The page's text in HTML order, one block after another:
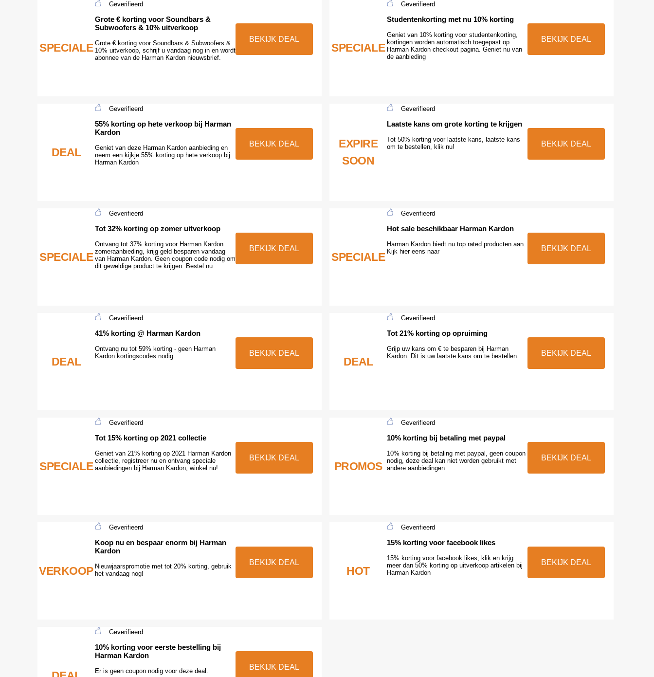
SPECIALE
Geverifieerd
Grote € korting voor Soundbars &
Subwoofers & 10% uitverkoop
Grote € korting voor Soundbars & Subwoofers &
10% uitverkoop, schrijf u vandaag nog in en wordt
abonnee van de Harman Kardon nieuwsbrief.
BEKIJK DEAL
SPECIALE
Geverifieerd
Studentenkorting met nu 10% korting
Geniet van 10% korting voor studentenkorting,
kortingen worden automatisch toegepast op
Harman Kardon checkout pagina. Geniet nu van
de aanbieding
BEKIJK DEAL
DEAL
Geverifieerd
55% korting op hete verkoop bij Harman
Kardon
Geniet van deze Harman Kardon aanbieding en
neem een kijkje 55% korting op hete verkoop bij
Harman Kardon
BEKIJK DEAL
EXPIRE
SOON
Geverifieerd
Laatste kans om grote korting te krijgen
Tot 50% korting voor laatste kans, laatste kans
om te bestellen, klik nu!
BEKIJK DEAL
SPECIALE
Geverifieerd
Tot 32% korting op zomer uitverkoop
Ontvang tot 37% korting voor Harman Kardon
zomeraanbieding, krijg geld besparen vandaag
van Harman Kardon. Geen coupon code nodig om
dit geweldige product te krijgen. Bestel nu
BEKIJK DEAL
SPECIALE
Geverifieerd
Hot sale beschikbaar Harman Kardon
Harman Kardon biedt nu top rated producten aan.
Kijk hier eens naar
BEKIJK DEAL
DEAL
Geverifieerd
41% korting @ Harman Kardon
Ontvang nu tot 59% korting - geen Harman
Kardon kortingscodes nodig.
BEKIJK DEAL
DEAL
Geverifieerd
Tot 21% korting op opruiming
Grijp uw kans om € te besparen bij Harman
Kardon. Dit is uw laatste kans om te bestellen.
BEKIJK DEAL
SPECIALE
Geverifieerd
Tot 15% korting op 2021 collectie
Geniet van 21% korting op 2021 Harman Kardon
collectie, registreer nu en ontvang speciale
aanbiedingen bij Harman Kardon, winkel nu!
BEKIJK DEAL
PROMOS
Geverifieerd
10% korting bij betaling met paypal
10% korting bij betaling met paypal, geen coupon
nodig, deze deal kan niet worden gebruikt met
andere aanbiedingen
BEKIJK DEAL
VERKOOP
Geverifieerd
Koop nu en bespaar enorm bij Harman
Kardon
Nieuwjaarspromotie met tot 20% korting, gebruik
het vandaag nog!
BEKIJK DEAL
HOT
Geverifieerd
15% korting voor facebook likes
15% korting voor facebook likes, klik en krijg
meer dan 50% korting op uitverkoop artikelen bij
Harman Kardon
BEKIJK DEAL
Geverifieerd
10% korting voor eerste bestelling bij
Harman Kardon
Er is geen coupon nodig voor deze deal. BEKIJK DEAL